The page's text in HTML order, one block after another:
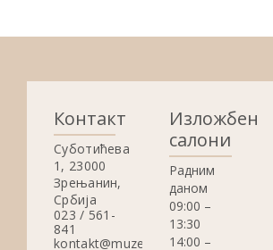
Контакт
Суботићева
1, 23000
Зрењанин,
Србија
023 / 561-
841
kontakt@muzejzrenjanin.org.rs
Изложбени
салони
Радним
даном
09:00 –
13:30
14:00 –